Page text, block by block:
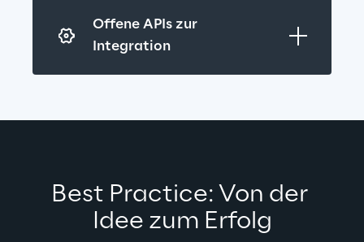
Offene APIs zur
Integration
Best Practice: Von der
Idee zum Erfolg